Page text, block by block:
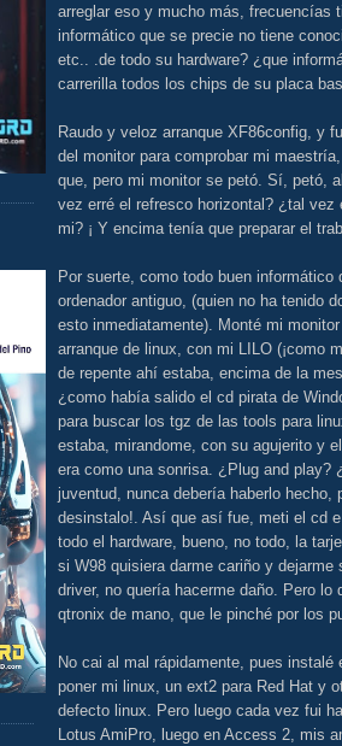
arreglar eso y mucho más, frecuencías
informático que se precie no tiene
etc.. .de todo su hardware? ¿que
carrerilla todos los chips de su placa
Raudo y veloz arranque XF86config, y
del monitor para comprobar mi
que, pero mi monitor se petó. Sí, petó,
vez erré el refresco horizontal? ¿tal
mi? ¡ Y encima tenía que preparar el
Por suerte, como todo buen
ordenador antiguo, (quien no ha tenido
esto inmediatamente). Monté mi
arranque de linux, con mi LILO (¡como
de repente ahí estaba, encima de la
¿como había salido el cd pirata de
para buscar los tgz de las tools para
estaba, mirandome, con su agujerito y
era como una sonrisa. ¿Plug and play?
juventud, nunca debería haberlo hecho,
desinstalo!. Así que así fue, meti el cd
todo el hardware, bueno, no todo, la
si W98 quisiera darme cariño y
driver, no quería hacerme daño. Pero
qtronix de mano, que le pinché por los
No cai al mal rápidamente, pues
poner mi linux, un ext2 para Red Hat y
defecto linux. Pero luego cada vez fui
Lotus AmiPro, luego en Access 2, mis